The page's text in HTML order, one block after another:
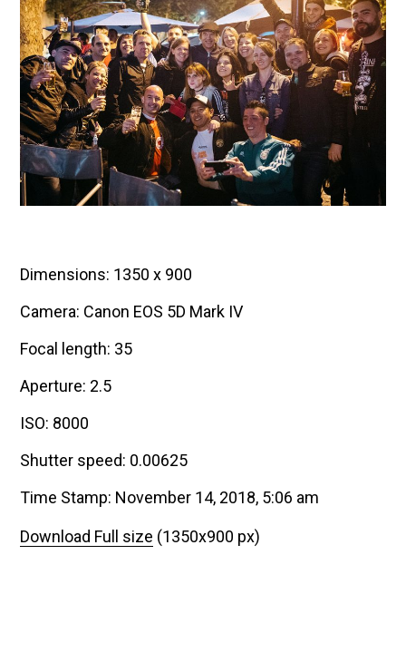
Dimensions: 1350 x 900
Camera: Canon EOS 5D Mark IV
Focal length: 35
Aperture: 2.5
ISO: 8000
Shutter speed: 0.00625
Time Stamp: November 14, 2018, 5:06 am
Download Full size (1350x900 px)